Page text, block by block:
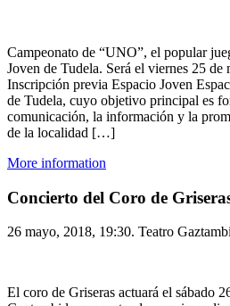
Campeonato de “UNO”, el popular
Joven de Tudela. Será el viernes 25 de
Inscripción previa Espacio Joven
de Tudela, cuyo objetivo principal es
comunicación, la información y la
de la localidad […]
More information
Concierto del Coro de
26 mayo, 2018, 19:30. Teatro
El coro de Griseras actuará el sábado